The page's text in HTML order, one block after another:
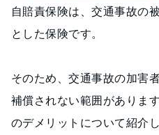
自賠責保険は、交通事故の
とした保険です。
そのため、交通事故の加害
補償されない範囲がありま
のデメリットについて紹介し